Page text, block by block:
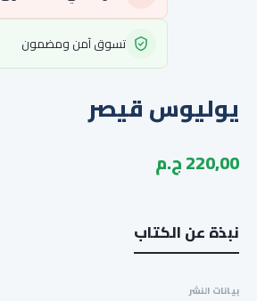
تسوق آمن ومضمون
يوليوس قيصر
220,00 ج.م
نبذة عن الكتاب
بيانات النشر